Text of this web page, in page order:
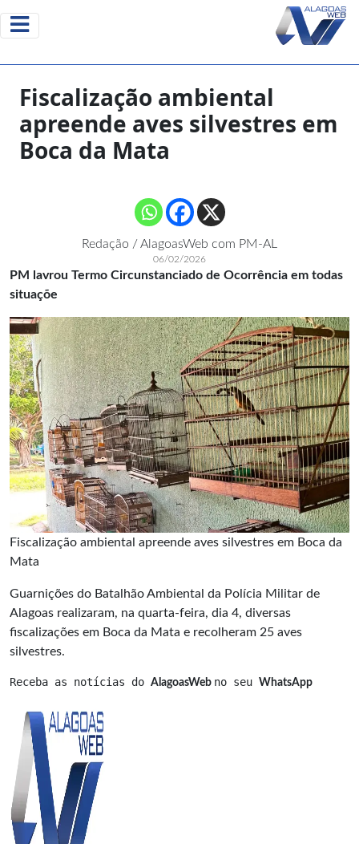
Fiscalização ambiental
apreende aves silvestres em
Boca da Mata
Redação / AlagoasWeb com PM-AL
06/02/2026
PM lavrou Termo Circunstanciado de Ocorrência em todas
situaçõe
Fiscalização ambiental apreende aves silvestres em Boca da
Mata
Guarnições do Batalhão Ambiental da Polícia Militar de
Alagoas realizaram, na quarta-feira, dia 4, diversas
fiscalizações em Boca da Mata e recolheram 25 aves
silvestres.
Receba as notícias do AlagoasWeb no seu WhatsApp